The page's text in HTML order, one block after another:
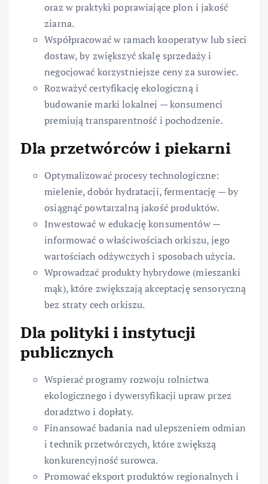
oraz w praktyki poprawiające plon i jakość
ziarna.
Współpracować w ramach kooperatyw lub sieci
dostaw, by zwiększyć skalę sprzedaży i
negocjować korzystniejsze ceny za surowiec.
Rozważyć certyfikację ekologiczną i
budowanie marki lokalnej — konsumenci
premiują transparentność i pochodzenie.
Dla przetwórców i piekarni
Optymalizować procesy technologiczne:
mielenie, dobór hydratacji, fermentację — by
osiągnąć powtarzalną jakość produktów.
Inwestować w edukację konsumentów —
informować o właściwościach orkiszu, jego
wartościach odżywczych i sposobach użycia.
Wprowadzać produkty hybrydowe (mieszanki
mąk), które zwiększają akceptację sensoryczną
bez straty cech orkiszu.
Dla polityki i instytucji
publicznych
Wspierać programy rozwoju rolnictwa
ekologicznego i dywersyfikacji upraw przez
doradztwo i dopłaty.
Finansować badania nad ulepszeniem odmian
i technik przetwórczych, które zwiększą
konkurencyjność surowca.
Promować eksport produktów regionalnych i